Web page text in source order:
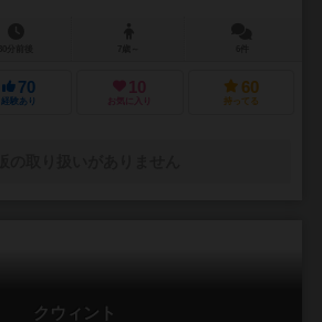
70
経験あり
10
お気に入り
60
持ってる
クウィント